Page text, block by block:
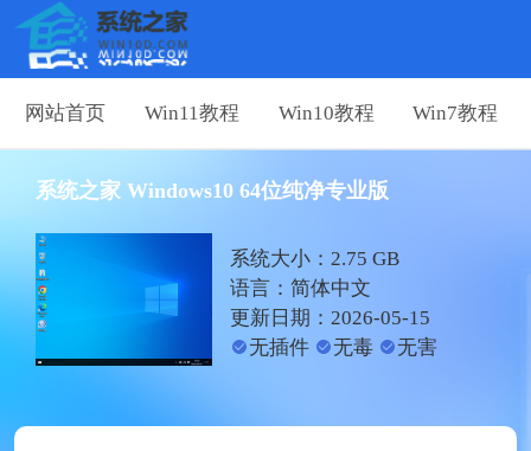
网站首页 Win11教程 Win10教程 Win7教程
系统之家 Windows10 64位纯净专业版
系统大小：2.75 GB
语言：简体中文
更新日期：2026-05-15
无插件
无毒 无害